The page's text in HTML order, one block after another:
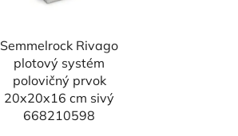
Semmelrock Rivago
plotový systém
polovičný prvok
20x20x16 cm sivý
668210598